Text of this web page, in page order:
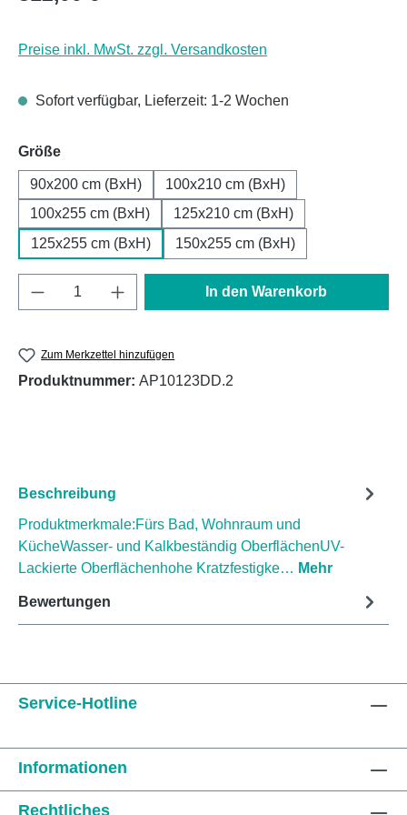
Preise inkl. MwSt. zzgl. Versandkosten
Sofort verfügbar, Lieferzeit: 1-2 Wochen
Größeauswählen
90x200 cm (BxH)
100x210 cm (BxH)
100x255 cm (BxH)
125x210 cm (BxH)
125x255 cm (BxH)
150x255 cm (BxH)
Produkt Anzahl: Gib den gewünschten
In den Warenkorb
Zum Merkzettel hinzufügen
Produktnummer: AP10123DD.2
Beschreibung
Produktmerkmale:Fürs Bad, Wohnraum und
KücheWasser- und Kalkbeständig OberflächenUV-
Lackierte Oberflächenhohe Kratzfestigke… Mehr
Bewertungen
Service-Hotline
Informationen
Rechtliches